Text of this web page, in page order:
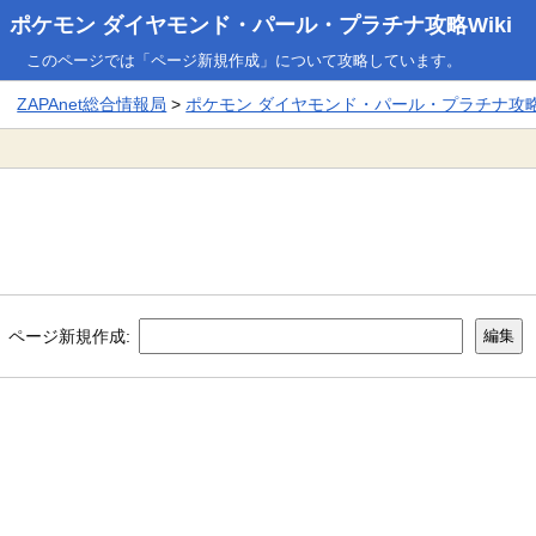
ポケモン ダイヤモンド・パール・プラチナ攻略Wiki
このページでは「ページ新規作成」について攻略しています。
ZAPAnet総合情報局 >ポケモン ダイヤモンド・パール・プラチナ攻
ページ新規作成: